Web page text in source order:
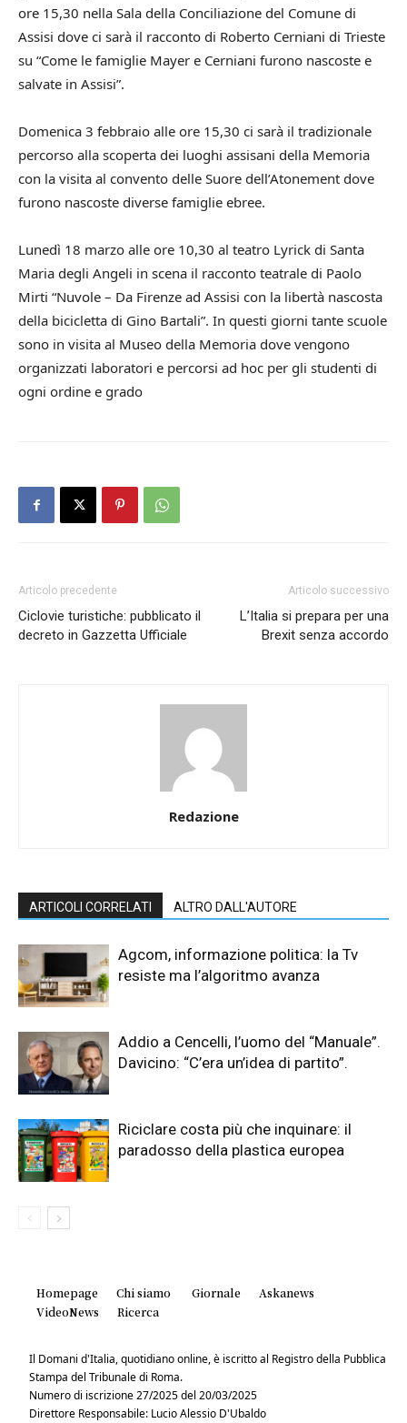
ore 15,30 nella Sala della Conciliazione del Comune di
Assisi dove ci sarà il racconto di Roberto Cerniani di Trieste
su “Come le famiglie Mayer e Cerniani furono nascoste e
salvate in Assisi”.
Domenica 3 febbraio alle ore 15,30 ci sarà il tradizionale
percorso alla scoperta dei luoghi assisani della Memoria
con la visita al convento delle Suore dell’Atonement dove
furono nascoste diverse famiglie ebree.
Lunedì 18 marzo alle ore 10,30 al teatro Lyrick di Santa
Maria degli Angeli in scena il racconto teatrale di Paolo
Mirti “Nuvole – Da Firenze ad Assisi con la libertà nascosta
della bicicletta di Gino Bartali”. In questi giorni tante scuole
sono in visita al Museo della Memoria dove vengono
organizzati laboratori e percorsi ad hoc per gli studenti di
ogni ordine e grado
Articolo precedente
Ciclovie turistiche: pubblicato il
decreto in Gazzetta Ufficiale
Articolo successivo
L’Italia si prepara per una
Brexit senza accordo
Redazione
ARTICOLI CORRELATI ALTRO DALL'AUTORE
Agcom, informazione politica: la Tv
resiste ma l’algoritmo avanza
Addio a Cencelli, l’uomo del “Manuale”.
Davicino: “C’era un’idea di partito”.
Riciclare costa più che inquinare: il
paradosso della plastica europea
Homepage Chi siamo Giornale
Askanews
VideoNews
Ricerca
Il Domani d'Italia, quotidiano online, è iscritto al Registro della Pubblica
Stampa del Tribunale di Roma.
Numero di iscrizione 27/2025 del 20/03/2025
Direttore Responsabile: Lucio Alessio D'Ubaldo